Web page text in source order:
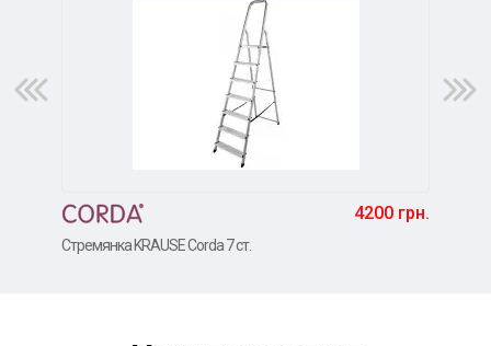
4200 грн.
Стремянка KRAUSE Corda 7 ст.